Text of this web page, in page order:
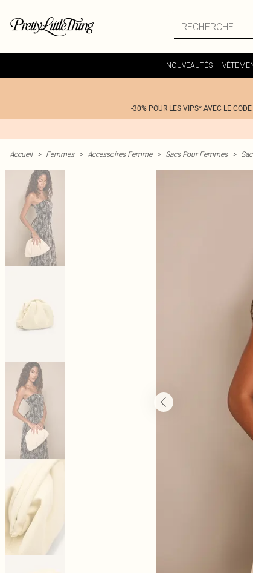
NOUVEAUTÉS
-30% POUR LES VIPS* AVEC LE
Accueil > Femmes > Accessoires Femme > Sacs Pour Femmes >